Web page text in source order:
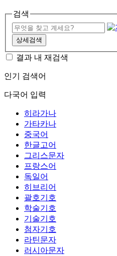
검색
상세검색
결과 내 재검색
인기 검색어
다국어 입력
히라가나
가타카나
중국어
한글고어
그리스문자
프랑스어
독일어
히브리어
괄호기호
학술기호
기술기호
첨자기호
라틴문자
러시아문자